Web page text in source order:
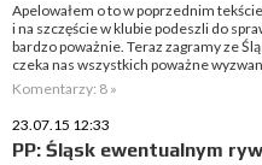
Apelowałem o to w poprzednim
i na szczęście w klubie podeszli do
bardzo poważnie. Teraz zagramy ze
czeka nas wszystkich poważne
Komentarzy: 8 »
23.07.15 12:33
PP: Śląsk ewentualnym